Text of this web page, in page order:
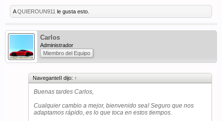
AQUIEROUN911 le gusta esto.
Carlos
Administrador
Miembro del Equipo
NaveganteII dijo: ↑
Buenas tardes Carlos,
Cualquier cambio a mejor, bienvenido sea! Seguro que nos
adaptamos rápido, es lo que toca en estos tiempos.